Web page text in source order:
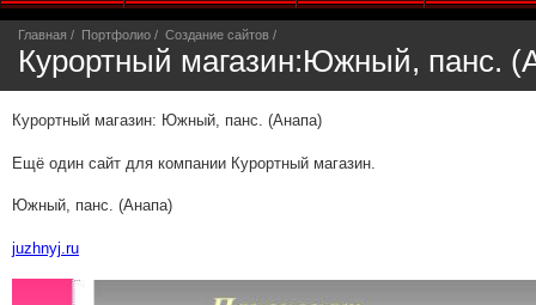
Главная Портфолио Создание сайтов
Курортный магазин:Южный, панс.
Курортный магазин: Южный, панс. (Анапа)
Ещё один сайт для компании Курортный магазин.
Южный, панс. (Анапа)
juzhnyj.ru